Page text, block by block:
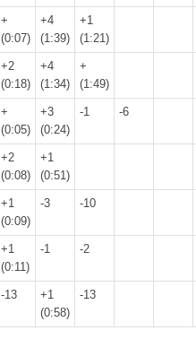
+
(0:07)
+4
(1:39)
+1
(1:21)
+2
(0:18)
+4
(1:34)
+
(1:49)
+
(0:05)
+3
(0:24)
-1 -6
+2
(0:08)
+1
(0:51)
+1
(0:09)
-3 -10
+1
(0:11)
-1 -2
-13
+1
(0:58)
-13